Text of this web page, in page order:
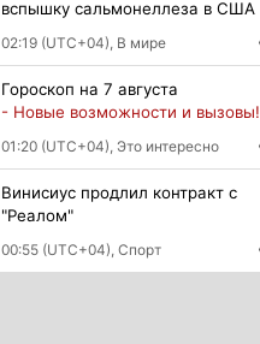
вспышку сальмонеллеза в США
02:19 (UTC+04), В мире
Гороскоп на 7 августа
- Новые возможности и вызовы!
01:20 (UTC+04), Это интересно
Винисиус продлил контракт с
"Реалом"
00:55 (UTC+04), Спорт